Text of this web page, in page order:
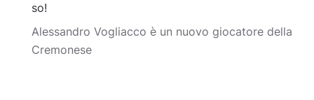
so!
Alessandro Vogliacco è un nuovo giocatore della
Cremonese